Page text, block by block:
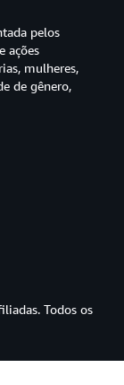
pelos
ações
mulheres,
de gênero,
Todos os